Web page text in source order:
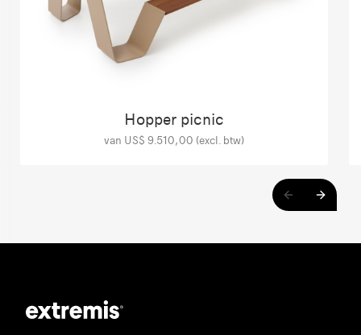
Hopper picnic
van US$ 9.510,00 (excl. btw)